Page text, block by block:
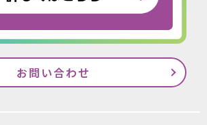
お問い合わせ